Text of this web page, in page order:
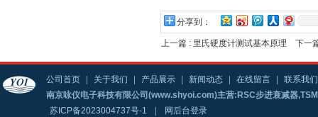
分享到：
上一篇 : 里氏硬度计测试基本原理 下一
公司首页 关于我们 产品展示 新闻动态 在线留言
联系我们
南京咏仪电子科技有限公司(www.shyoi.com)主营:RSC步进衰减器
苏ICP备2023004737号-1
网后台登录